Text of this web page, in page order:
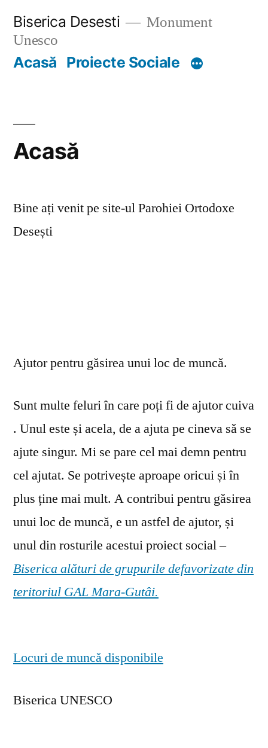
content
Biserica Desesti
Monument
Unesco
Acasă Proiecte Sociale
Acasă
Bine ați venit pe site-ul Parohiei Ortodoxe
Desești
Ajutor pentru găsirea unui loc de muncă.
Sunt multe feluri în care poți fi de ajutor cuiva
. Unul este și acela, de a ajuta pe cineva să se
ajute singur. Mi se pare cel mai demn pentru
cel ajutat. Se potrivește aproape oricui și în
plus ține mai mult. A contribui pentru găsirea
unui loc de muncă, e un astfel de ajutor, și
unul din rosturile acestui proiect social –
Biserica alături de grupurile defavorizate din
teritoriul GAL Mara-Gutâi.
Locuri de muncă disponibile
Biserica UNESCO